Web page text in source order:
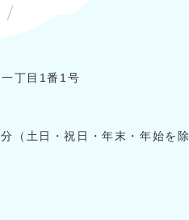
丁目1番1号
（土日・祝日・年末・年始を除